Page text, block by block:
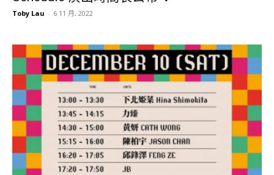
Toby Lau - 6 11 月, 2022